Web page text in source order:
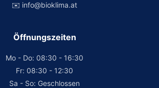
✉️ info@bioklima.at
Öffnungszeiten
Mo - Do: 08:30 - 16:30
Fr: 08:30 - 12:30
Sa - So: Geschlossen